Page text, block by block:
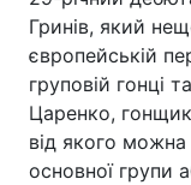
Гринів, який
європейській
груповій гонці
Царенко,
від якого можна
основної групи